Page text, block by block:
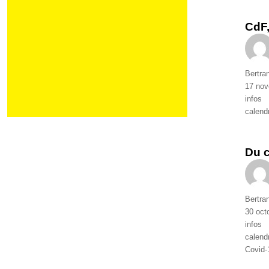
Auteur
Publié
le
17
infos
Du
Auteur
Publié
le
30
infos
Covid-